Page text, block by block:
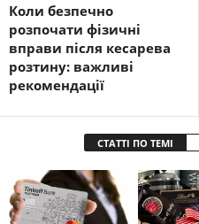
Коли безпечно
розпочати фізичні
вправи після кесарева
розтину: важливі
рекомендації
СТАТТІ ПО ТЕМІ